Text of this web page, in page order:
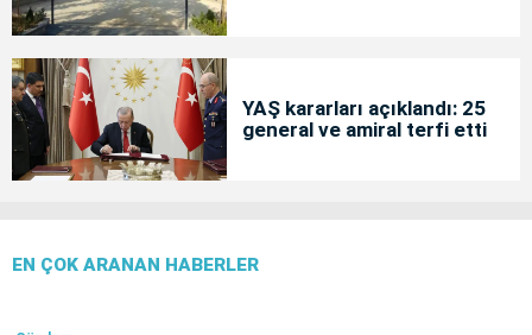
YAŞ kararları açıklandı: 25
general ve amiral terfi etti
EN ÇOK ARANAN HABERLER